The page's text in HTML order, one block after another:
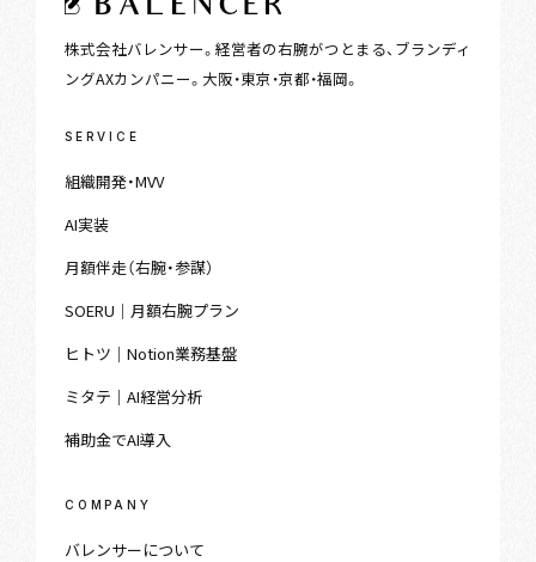
株式会社バレンサー。経営者の右腕がつとまる、ブランディ
ングAXカンパニー。大阪・東京・京都・福岡。
SERVICE
組織開発・MVV
AI実装
月額伴走（右腕・参謀）
SOERU｜月額右腕プラン
ヒトツ｜Notion業務基盤
ミタテ｜AI経営分析
補助金でAI導入
COMPANY
バレンサーについて